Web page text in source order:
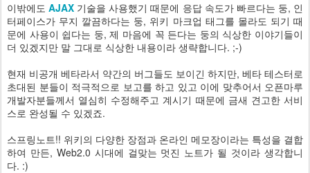
이밖에도AJAX 기술을 사용했기 때문에 응답 속도가 빠르다는 둥, 인
터페이스가 무지 깔끔하다는 둥, 위키 마크업 태그를 몰라도 되기 때
문에 사용이 쉽다는 둥, 제 마음에 꼭 든다는 둥의 식상한 이야기들이
더 있겠지만 말 그대로 식상한 내용이라 생략합니다. ;-)
현재 비공개 베타라서 약간의 버그들도 보이긴 하지만, 베타 테스터로
초대된 분들이 적극적으로 보고를 하고 있고 이에 맞추어서 오픈마루
개발자분들께서 열심히 수정해주고 계시기 때문에 금새 견고한 서비
스로 완성될 수 있겠죠.
스프링노트!! 위키의 다양한 장점과 온라인 메모장이라는 특성을 결합
하여 만든, Web2.0 시대에 걸맞는 멋진 노트가 될 것이라 생각합니
다. :)